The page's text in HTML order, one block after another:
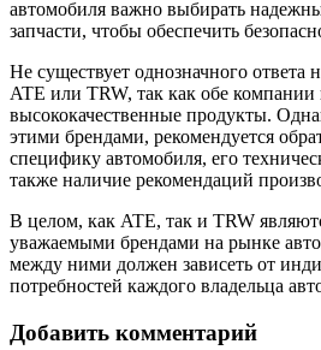
автомобиля важно выбирать
запчасти, чтобы обеспечить
Не существует однозначного
ATE или TRW, так как обе компании
высококачественные продукты.
этими брендами, рекомендуется
специфику автомобиля, его
также наличие рекомендаций
В целом, как ATE, так и TRW
уважаемыми брендами на рынке
между ними должен зависеть от
потребностей каждого владельца
Добавить комментарий